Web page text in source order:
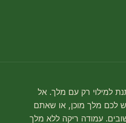
למילוי רק עם מלך. אל
לכם מלך מוכן, או שאתם
עמודה ריקה ללא מלך